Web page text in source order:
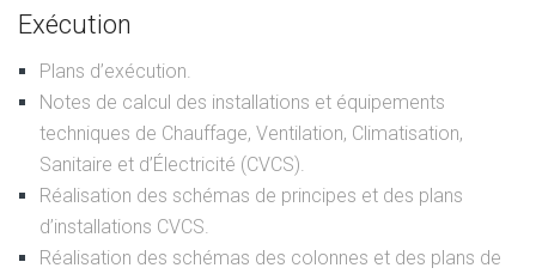
Exécution
Plans d’exécution.
Notes de calcul des installations et équipements
techniques de Chauffage, Ventilation, Climatisation,
Sanitaire et d’Électricité (CVCS).
Réalisation des schémas de principes et des plans
d’installations CVCS.
Réalisation des schémas des colonnes et des plans de